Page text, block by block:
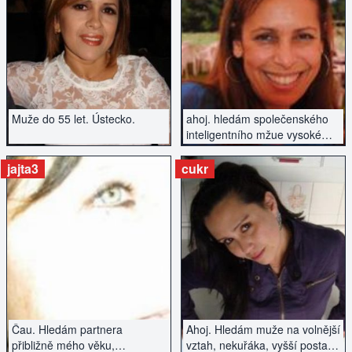
Muže do 55 let. Ústecko.
ZOBRAZIT INZERÁT
ahoj. hledám společenského
inteligentního mžue vysoké
postavy.
ZOBRAZIT INZERÁT
Čau. Hledám partnera
přibližně mého věku,
jajta3
Ahoj. Hledám muže na volnější
vztah, nekuřáka, vyšší postavy
cukr
ZOBRAZIT INZERÁT